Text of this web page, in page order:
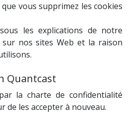
que vous supprimez les cookies
les explications de notre
nos sites Web et la raison
Quantcast
la charte de confidentialité
de les accepter à nouveau.